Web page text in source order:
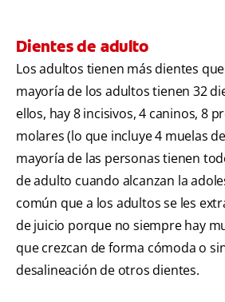
Dientes de adulto
Los adultos tienen más dientes
mayoría de los adultos tienen 32
ellos, hay 8 incisivos, 4 caninos, 8
molares (lo que incluye 4 muelas
mayoría de las personas tienen
de adulto cuando alcanzan la
común que a los adultos se les
de juicio porque no siempre hay
que crezcan de forma cómoda o
desalineación de otros dientes.